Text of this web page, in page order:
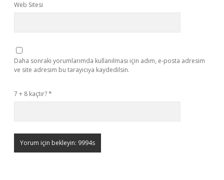
Web Sitesi
Daha sonraki yorumlarımda kullanılması için adım, e-posta adresim
ve site adresim bu tarayıcıya kaydedilsin.
7 + 8 kaçtır?*